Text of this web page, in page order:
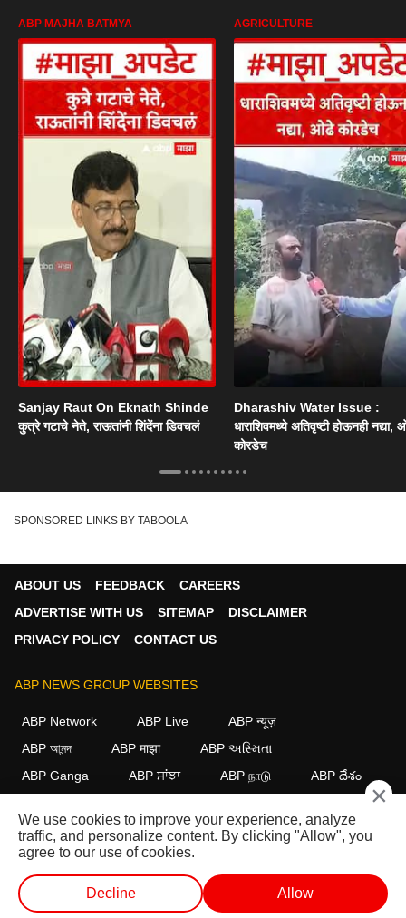
ABP MAJHA BATMYA
Sanjay Raut On Eknath Shinde
कुत्रे गटाचे नेते, राऊतांनी शिंदेंना डिवचलं
AGRICULTURE
Dharashiv Water Issue :
धाराशिवमध्ये अतिवृष्टी होऊनही नद्या,
कोरडेच
SPONSORED LINKS BY TABOOLA
ABOUT US FEEDBACK
CAREERS
ADVERTISE WITH US
SITEMAP
DISCLAIMER
PRIVACY POLICY
CONTACT US
ABP NEWS GROUP WEBSITES
ABP Network ABP Live
ABP न्यूज़
ABP আনন্দ
ABP माझा
ABP અસ્મિતા
ABP Ganga
ABP ਸਾਂਝਾ ABP நாடு ABP దేశం
FOLLOW US
This website follows the DNPA Code of Ethics.
Copyright@2026.
All rights reserved.
×
We use cookies to improve your experience, analyze
traffic, and personalize content. By clicking "Allow", you
agree to our use of cookies.
Decline Allow